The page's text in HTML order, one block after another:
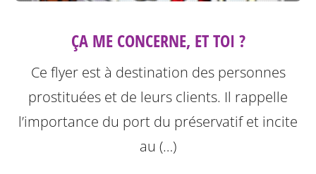
ÇA ME CONCERNE, ET TOI ?
Ce flyer est à destination des personnes
prostituées et de leurs clients. Il rappelle
l’importance du port du préservatif et incite
au (…)